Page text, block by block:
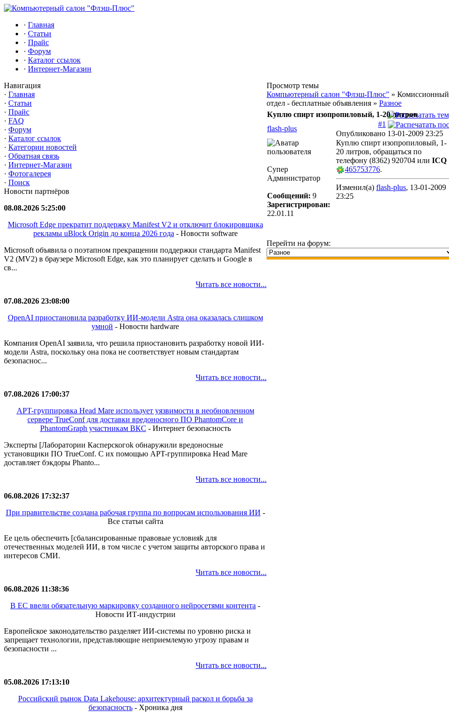
· Главная
· Статьи
· Прайс
· Форум
· Каталог ссылок
· Интернет-Магазин
Навигация
· Главная
· Статьи
· Прайс
· FAQ
· Форум
· Каталог ссылок
· Категории новостей
· Обратная связь
· Интернет-Магазин
· Фотогалерея
· Поиск
Новости партнёров
08.08.2026 5:25:00
Microsoft Edge прекратит поддержку Manifest V2 и отключит блокировщика
рекламы uBlock Origin до конца 2026 года - Новости software
Microsoft объявила о поэтапном прекращении поддержки стандарта Manifest
V2 (MV2) в браузере Microsoft Edge, как это планирует сделать и Google в
св...
Читать все новости...
07.08.2026 23:08:00
OpenAI приостановила разработку ИИ-модели Astra она оказалась слишком
умной - Новости hardware
Компания OpenAI заявила, что решила приостановить разработку новой ИИ-
модели Astra, поскольку она пока не соответствует новым стандартам
безопаснос...
Читать все новости...
07.08.2026 17:00:37
APT-группировка Head Mare использует уязвимости в необновленном
сервере TrueConf для доставки вредоносного ПО PhantomCore и
PhantomGraph участникам ВКС - Интернет безопасность
Эксперты [Лаборатории Касперскогоk обнаружили вредоносные
установщики ПО TrueConf. С их помощью APT-группировка Head Mare
доставляет бэкдоры Phanto...
Читать все новости...
06.08.2026 17:32:37
При правительстве создана рабочая группа по вопросам использования ИИ -
Все статьи сайта
Ее цель обеспечить [сбалансированные правовые условияk для
отечественных моделей ИИ, в том числе с учетом защиты авторского права и
интересов СМИ.
Читать все новости...
06.08.2026 11:38:36
В ЕС ввели обязательную маркировку созданного нейросетями контента -
Новости ИТ-индустрии
Европейское законодательство разделяет ИИ-системы по уровню риска и
запрещает технологии, представляющие неприемлемую угрозу правам и
безопасности ...
Читать все новости...
05.08.2026 17:13:10
Российский рынок Data Lakehouse: архитектурный раскол и борьба за
безопасность- Хроника дня
Просмотр темы
Компьютерный салон "Флэш-Плюс" » Комиссионный
отдел - бесплатные объявления » Разное
Куплю спирт изопропиловый, 1-20 литров
flash-plus
#1
Опубликовано 13-01-2009 23:25
Супер
Администратор
Сообщений: 9
Зарегистрирован:
22.01.11
Куплю спирт изопропиловый, 1-
20 литров, обращаться по
телефону (8362) 920704 или ICQ
465753776.
Изменил(а) flash-plus, 13-01-2009
23:25
Перейти на форум: